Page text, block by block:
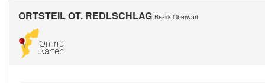
ORTSTEIL OT. REDLSCHLAG Bezirk Oberwart